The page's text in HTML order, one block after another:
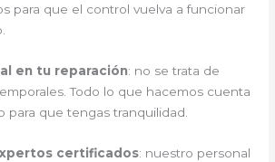
para que el control vuelva a funcionar
en tu reparación: no se trata de
Todo lo que hacemos cuenta
para que tengas tranquilidad.
certificados: nuestro personal